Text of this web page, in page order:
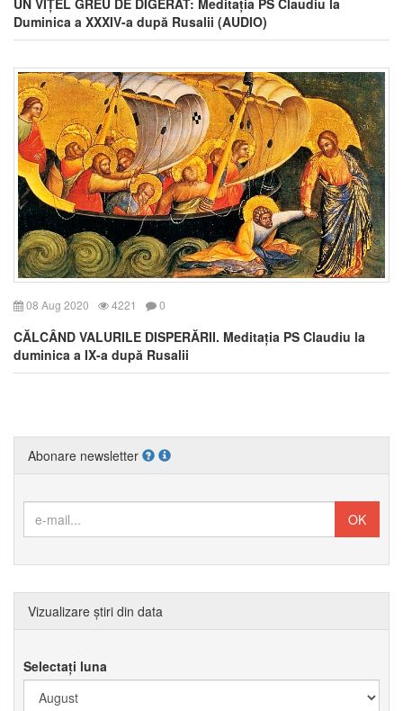
Duminica a XXXIV-a după Rusalii (AUDIO)
08 Aug 2020 4221 0
CĂLCÂND VALURILE DISPERĂRII. Meditația PS Claudiu la
duminica a IX-a după Rusalii
Abonare newsletter
Vizualizare știri din data
Selectați luna